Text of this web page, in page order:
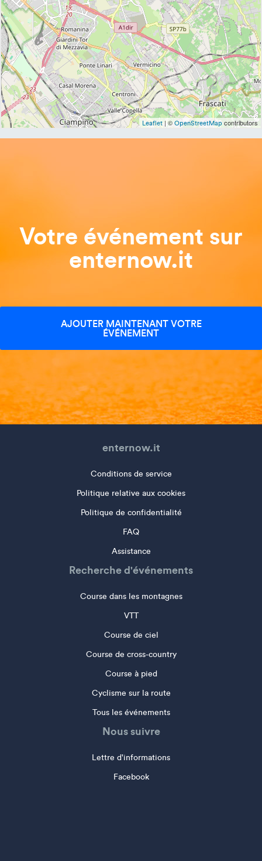
Leaflet | © OpenStreetMap contributors
Votre événement sur
enternow.it
AJOUTER MAINTENANT VOTRE
ÉVÉNEMENT
enternow.it
Conditions de service
Politique relative aux cookies
Politique de confidentialité
FAQ
Assistance
Recherche d'événements
Course dans les montagnes
VTT
Course de ciel
Course de cross-country
Course à pied
Cyclisme sur la route
Tous les événements
Nous suivre
Lettre d'informations
Facebook